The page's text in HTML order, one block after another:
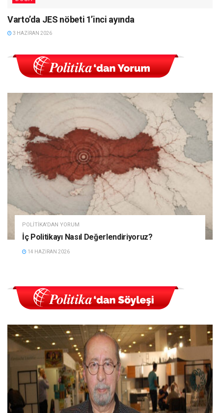
Varto’da JES nöbeti 1’inci ayında
3 HAZIRAN 2026
POLITIKA'DAN YORUM
İç Politikayı Nasıl Değerlendiriyoruz?
14 HAZIRAN 2026